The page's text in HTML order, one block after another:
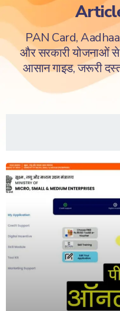
PAN Card,
और सरकारी योजनाओं
आसान गाइड, जरूरी